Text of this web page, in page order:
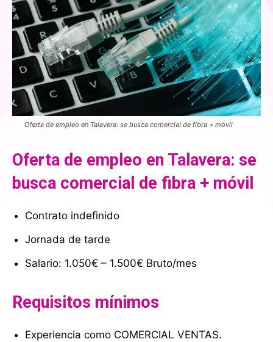
Oferta de empleo en Talavera: se busca comercial de fibra + móvil
Oferta de empleo en Talavera: se
busca comercial de fibra + móvil
Contrato indefinido
Jornada de tarde
Salario: 1.050€ – 1.500€ Bruto/mes
Requisitos mínimos
Experiencia como COMERCIAL VENTAS.